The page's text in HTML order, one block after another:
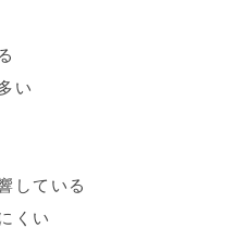
い
している
くい